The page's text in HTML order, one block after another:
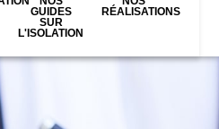
GUIDES
SUR
L'ISOLATION
RÉALISATIONS